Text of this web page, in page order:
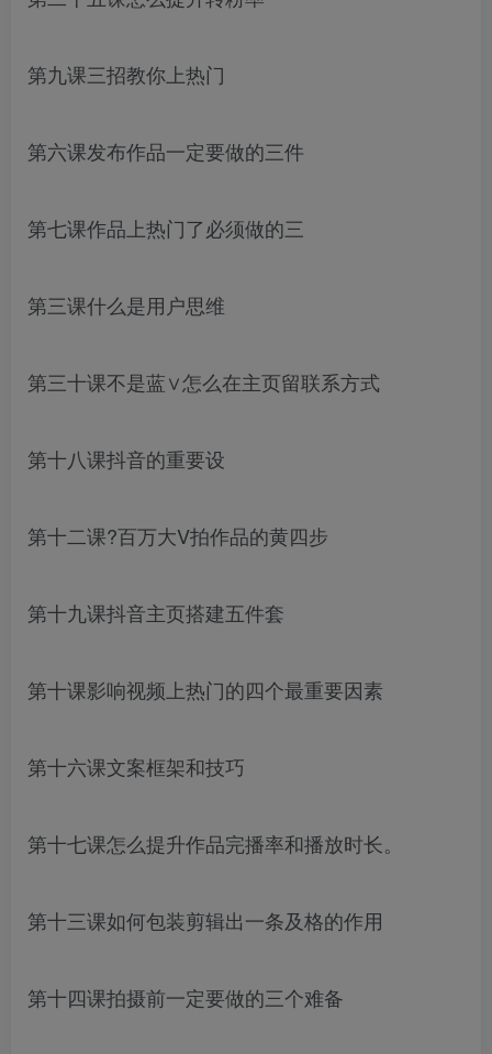
第九课三招教你上热门
第六课发布作品一定要做的三件
第七课作品上热门了必须做的三
第三课什么是用户思维
第三十课不是蓝∨怎么在主页留联系方式
第十八课抖音的重要设
第十二课?百万大V拍作品的黄四步
第十九课抖音主页搭建五件套
第十课影响视频上热门的四个最重要因素
第十六课文案框架和技巧
第十七课怎么提升作品完播率和播放时长。
第十三课如何包装剪辑出一条及格的作用
第十四课拍摄前一定要做的三个难备